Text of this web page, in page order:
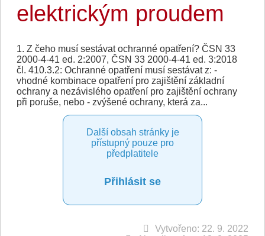
elektrickým proudem
1. Z čeho musí sestávat ochranné opatření? ČSN 33
2000-4-41 ed. 2:2007, ČSN 33 2000-4-41 ed. 3:2018
čl. 410.3.2: Ochranné opatření musí sestávat z: -
vhodné kombinace opatření pro zajištění základní
ochrany a nezávislého opatření pro zajištění ochrany
při poruše, nebo - zvýšené ochrany, která za...
Další obsah stránky je
přístupný pouze pro
předplatitele
Přihlásit se
Vytvořeno: 22. 9. 2022